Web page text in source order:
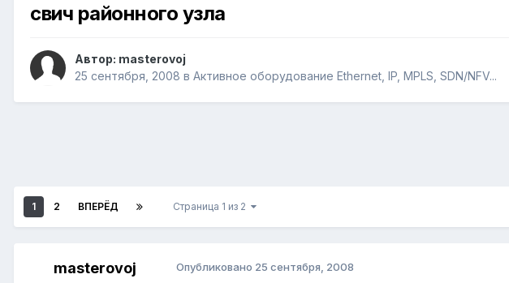
свич районного узла
Автор: masterovoj
25 сентября, 2008 в Активное оборудование Ethernet, IP, MPLS, SDN/NFV...
1 2 ВПЕРЁД Страница 1 из 2
masterovoj Опубликовано 25 сентября, 2008